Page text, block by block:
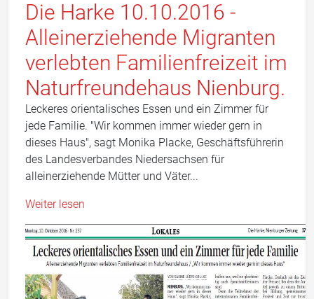
Die Harke 10.10.2016 -
Alleinerziehende Migranten
verlebten Familienfreizeit im
Naturfreundehaus Nienburg.
Leckeres orientalisches Essen und ein Zimmer für
jede Familie. "Wir kommen immer wieder gern in
dieses Haus", sagt Monika Placke, Geschäftsführerin
des Landesverbandes Niedersachsen für
alleinerziehende Mütter und Väter...
Weiter lesen